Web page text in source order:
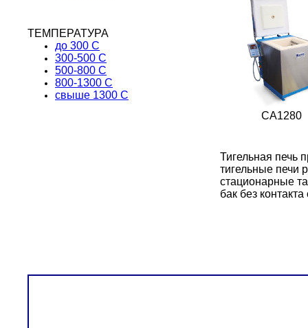
ТЕМПЕРАТУРА
до 300 С
300-500 С
500-800 С
800-1300 С
свыше 1300 С
CA1280
Тигельная печь
тигельные печи
стационарные
бак без